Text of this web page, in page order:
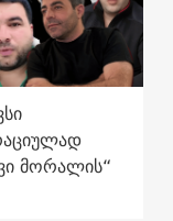
მორალის“